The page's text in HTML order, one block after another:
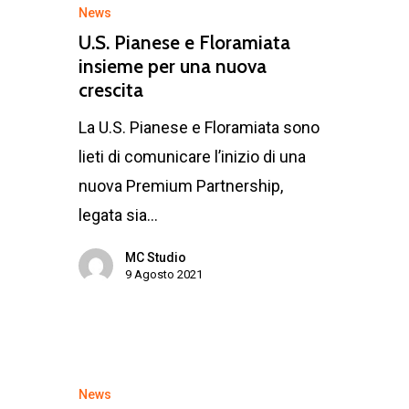
News
U.S. Pianese e Floramiata
insieme per una nuova
crescita
La U.S. Pianese e Floramiata sono
lieti di comunicare l’inizio di una
nuova Premium Partnership,
legata sia…
MC Studio
9 Agosto 2021
News